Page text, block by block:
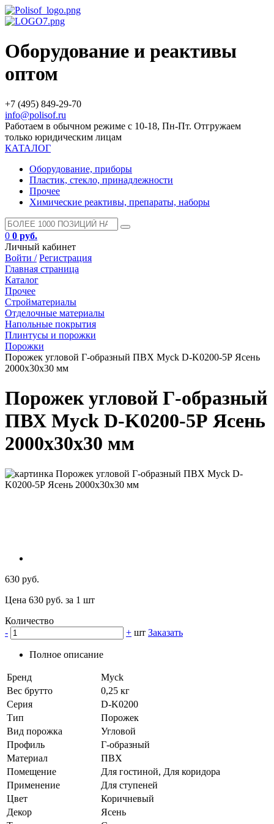
Оборудование и реактивы
оптом
+7 (495) 849-29-70
info@polisof.ru
Работаем в обычном режиме с 10-18, Пн-Пт. Отгружаем
только юридическим лицам
КАТАЛОГ
Оборудование, приборы
Пластик, стекло, принадлежности
Прочее
Химические реактивы, препараты, наборы
0 0 руб.
Личный кабинет
Войти / Регистрация
Главная страница
Каталог
Прочее
Стройматериалы
Отделочные материалы
Напольные покрытия
Плинтусы и порожки
Порожки
Порожек угловой Г-образный ПВХ Myck D-K0200-5Р Ясень
2000х30х30 мм
Порожек угловой Г-образный
ПВХ Myck D-K0200-5Р Ясень
2000х30х30 мм
630 руб.
Цена 630 руб. за 1 шт
Количество
-
+ шт Заказать
Полное описание
Бренд
Myck
Вес брутто
0,25 кг
Серия
D-K0200
Тип
Порожек
Вид порожка
Угловой
Профиль
Г-образный
Материал
ПВХ
Помещение
Для гостиной, Для коридора
Применение
Для ступеней
Цвет
Коричневый
Декор
Ясень